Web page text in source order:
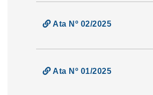
Ata Nº 02/2025
Ata Nº 01/2025